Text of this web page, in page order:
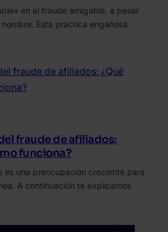
en el fraude amigable, a pesar
Esta práctica engañosa
fraude de afiliados:
funciona?
es una preocupación creciente para
A continuación te explicamos